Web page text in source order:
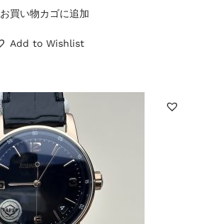
お買い物カゴに追加
Add to Wishlist